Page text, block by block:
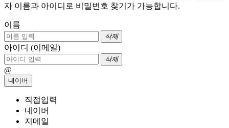
자 이름과 아이디로 비밀번호 찾기가 가능합니다.
이름
삭제
아이디 (이메일)
삭제
@
네이버
직접입력
네이버
지메일